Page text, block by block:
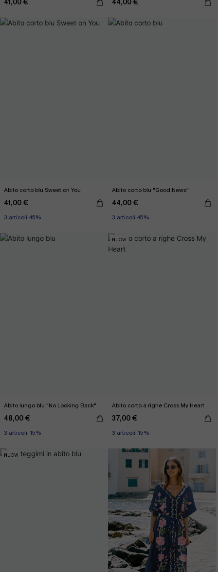
41,00 € 44,00 €
Abito corto blu Sweet on You
41,00 €
3 articoli -15%
Abito corto blu "Good News"
44,00 €
3 articoli -15%
Abito lungo blu "No Looking Back"
48,00 €
3 articoli -15%
NUOVI
Abito corto a righe Cross My Heart
37,00 €
3 articoli -15%
NUOVI